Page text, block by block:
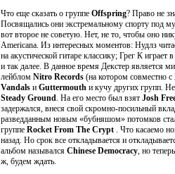
Что еще сказать о группе Offspring? Право не
Посвящались они экстремальному спорту под
вот второе не советую. Нет, не то, чтобы оно
Americana. Из интересных моментов: Нудлз
на акустической гитаре классику; Грег К
и так далее. В данное время Декстер является
лейблом Nitro Records (на котором совместно с
Vandals и Guttermouth и кучу других групп.
Steady Ground. На его место был взят Josh
задержался, внеся свой скромно-посильный
разведданным новым «бубняшом» потомков
группе Rocket From The Crypt . Что касаемо
назад. Но срок все откладывается и
альбом назывался Chinese Democracy, но
ж, будем ждать.